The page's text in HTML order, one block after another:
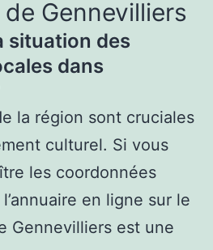
Gennevilliers
situation des
dans
la région sont cruciales
culturel. Si vous
les coordonnées
en ligne sur le
Gennevilliers est une